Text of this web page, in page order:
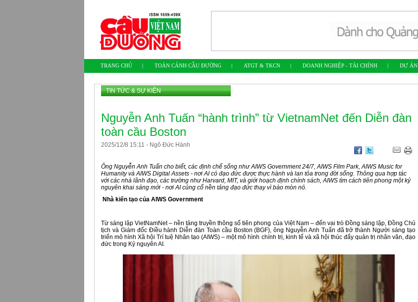
TRANG CHỦ | TOÀN CẢNH CẦU ĐƯỜNG | ATGT & TKCN | DOANH NGHIỆP - TÀI CHÍNH | DỰ ÁN
TIN TỨC & SỰ KIỆN
Nguyễn Anh Tuấn “hành trình” từ VietnamNet đến Diễn đàn
toàn cầu Boston
2025/12/8 15:11 - Ngô Đức Hành
Ông Nguyễn Anh Tuấn cho biết, các định chế sống như AIWS Government 24/7, AIWS Film Park, AIWS Music for
Humanity và AIWS Digital Assets - nơi AI có đạo đức được thực hành và lan tỏa trong đời sống. Thông qua hợp tác
với các nhà lãnh đạo, các trường như Harvard, MIT, và giới hoạch định chính sách, AIWS tìm cách tiên phong một kỷ
nguyên khai sáng mới - nơi AI củng cố nền tảng đạo đức thay vì bào mòn nó.
Nhà kiến tạo của AIWS Government
Từ sáng lập VietNamNet – nền tảng truyền thông số tiên phong của Việt Nam – đến vai trò Đồng sáng lập, Đồng Chủ
tịch và Giám đốc Điều hành Diễn đàn Toàn cầu Boston (BGF), ông Nguyễn Anh Tuấn đã trở thành Người sáng tạo
triển mô hình Xã hội Trí tuệ Nhân tạo (AIWS) – một mô hình chính trị, kinh tế và xã hội thúc đẩy quản trị nhân văn, đạo
đức trong Kỷ nguyên AI.